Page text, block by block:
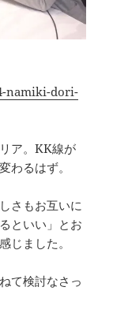
namiki-dori-
ア。KK線が
わるはず。
さもお互いに
といい」とお
じました。
て検討なさっ